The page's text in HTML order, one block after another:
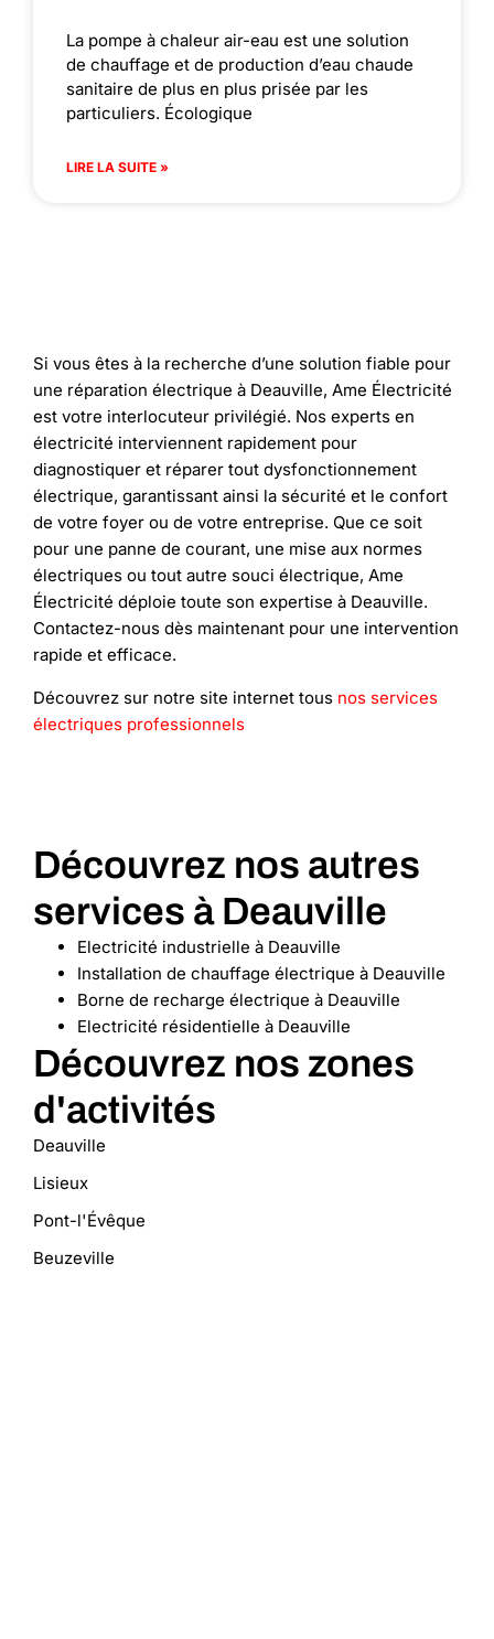
La pompe à chaleur air-eau est une solution
de chauffage et de production d’eau chaude
sanitaire de plus en plus prisée par les
particuliers. Écologique
LIRE LA SUITE »
Si vous êtes à la recherche d’une solution fiable pour
une réparation électrique à Deauville, Ame Électricité
est votre interlocuteur privilégié. Nos experts en
électricité interviennent rapidement pour
diagnostiquer et réparer tout dysfonctionnement
électrique, garantissant ainsi la sécurité et le confort
de votre foyer ou de votre entreprise. Que ce soit
pour une panne de courant, une mise aux normes
électriques ou tout autre souci électrique, Ame
Électricité déploie toute son expertise à Deauville.
Contactez-nous dès maintenant pour une intervention
rapide et efficace.
Découvrez sur notre site internet tous nos services
électriques professionnels
Découvrez nos autres
services à Deauville
Electricité industrielle à Deauville
Installation de chauffage électrique à Deauville
Borne de recharge électrique à Deauville
Electricité résidentielle à Deauville
Découvrez nos zones
d'activités
Deauville
Lisieux
Pont-l'Évêque
Beuzeville